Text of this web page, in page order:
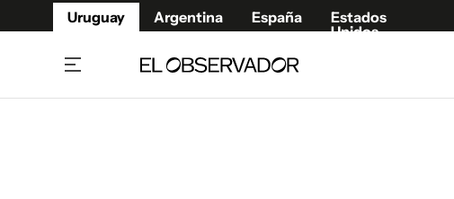
Uruguay Argentina España
Estados
Unidos